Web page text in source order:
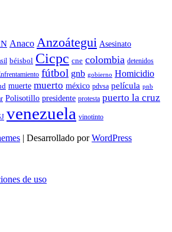
Anaco Anzoátegui Asesinato
béisbol Cicpc cne colombia detenidos
fútbol gnb gobierno Homicidio
muerte muerto méxico pdvsa película pnb
Polisotillo presidente protesta puerto la cruz
venezuela vinotinto
| Desarrollado porWordPress
de uso